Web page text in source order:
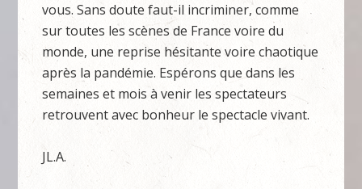
vous. Sans doute faut-il incriminer, comme
sur toutes les scènes de France voire du
monde, une reprise hésitante voire chaotique
après la pandémie. Espérons que dans les
semaines et mois à venir les spectateurs
retrouvent avec bonheur le spectacle vivant.
JL.A.